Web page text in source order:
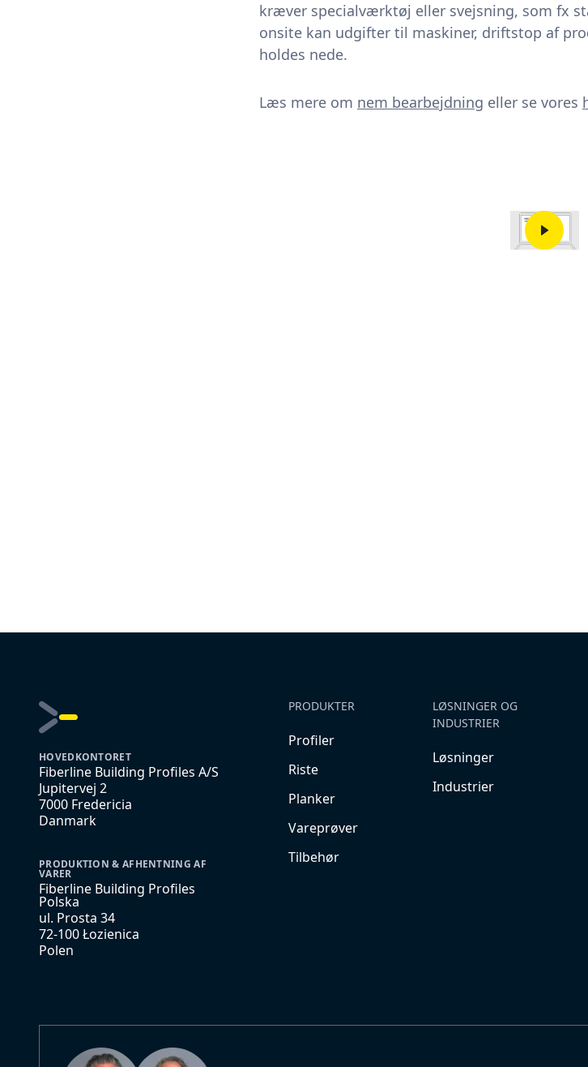
kræver specialværktøj eller svejsning, som fx
onsite kan udgifter til maskiner, driftstop af
holdes nede.
Læs mere om nem bearbejdning eller se vores
HOVEDKONTORET
Fiberline Building Profiles A/S
Jupitervej 2
7000 Fredericia
Danmark
PRODUKTION & AFHENTNING AF
VARER
Fiberline Building Profiles
Polska
ul. Prosta 34
72-100 Łozienica
Polen
PRODUKTER
Profiler
Riste
Planker
Vareprøver
Tilbehør
LØSNINGER OG
INDUSTRIER
Løsninger
Industrier